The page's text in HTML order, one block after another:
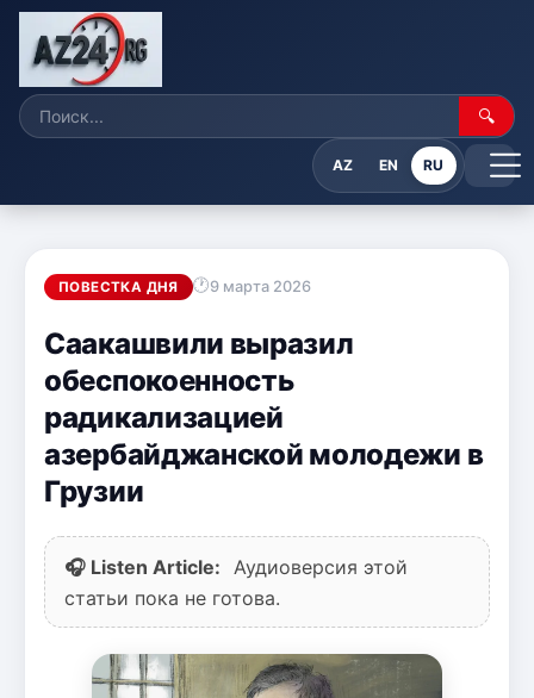
🔍
AZ EN RU
ПОВЕСТКА ДНЯ 9 марта 2026
Саакашвили выразил
обеспокоенность
радикализацией
азербайджанской молодежи в
Грузии
🎧 Listen Article:
Аудиоверсия этой
статьи пока не готова.